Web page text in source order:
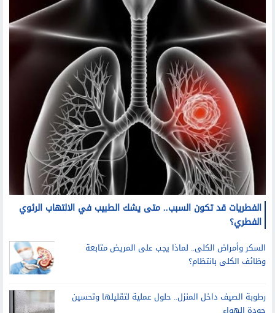
الفطريات قد تكون السبب.. متى يشك الطبيب في الالتهاب الرئوي
الفطري؟
السكر وأمراض الكلى.. لماذا يجب على المريض متابعة
وظائف الكلى بانتظام؟
رطوبة الصيف داخل المنزل.. حلول عملية لتقليلها وتحسين
جودة الهواء